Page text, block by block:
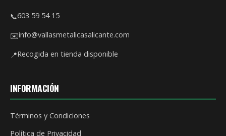
📞603 59 54 15
✉️info@vallasmetalicasalicante.com
📍Recogida en tienda disponible
INFORMACIÓN
Términos y Condiciones
Política de Privacidad